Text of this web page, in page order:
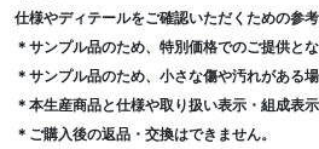
仕様やディテールをご確認いただくための参
＊サンプル品のため、特別価格でのご提供とな
＊サンプル品のため、小さな傷や汚れがある
＊本生産商品と仕様や取り扱い表示・組成表
＊ご購入後の返品・交換はできません。